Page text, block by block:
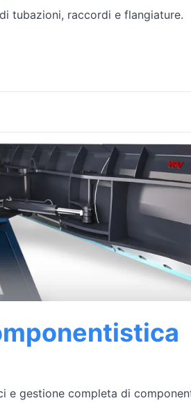
tubazioni, raccordi e flangiature.
e gestione completa di